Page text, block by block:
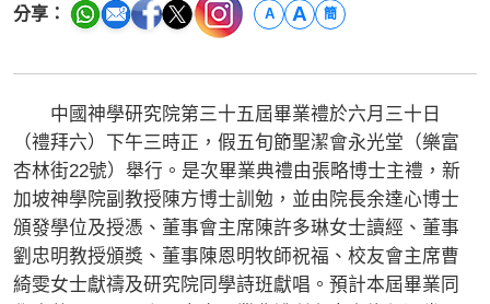
分享： A A 簡
中國神學研究院第三十五屆畢業禮於六月三十日
（禮拜六）下午三時正，假五旬節聖潔會永光堂（樂富
杏林街22號）舉行。是次畢業典禮由張略博士主禮，新
加坡神學院副教授陳方博士訓勉，並由院長余達心博士
頒發學位及授憑、董事會主席陳許多琳女士讀經、董事
劉忠明教授頒獎、董事陳恩明牧師祝福、校友會主席曹
綺雯女士獻禱及研究院同學詩班獻唱。預計本屆畢業同